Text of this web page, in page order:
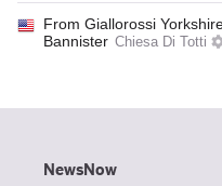
From Giallorossi
Bannister Chiesa Di Totti
NewsNow